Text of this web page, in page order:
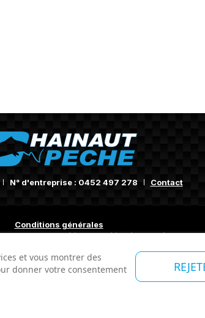
et vous montrer des
donner votre consentement
N° d'entreprise : 0452 497 278 Contact
Conditions générales
utilisateur.Conditions d'utilisation du site web